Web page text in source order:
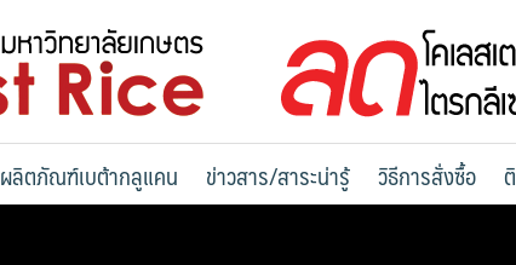
ผลิตภัณฑ์เบต้ากลูแคน ข่าวสาร/สาระน่ารู้ วิธีการสั่งซื้อ